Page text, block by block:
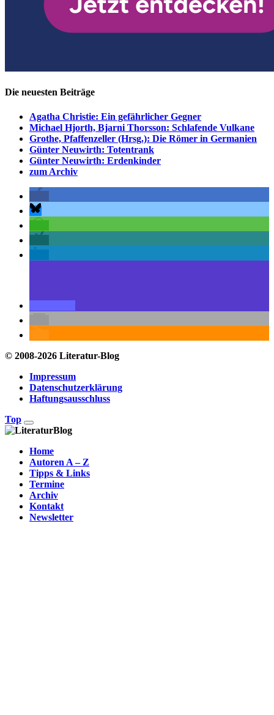
Die neuesten Beiträge
Agatha Christie: Ein gefährlicher Gegner
Michael Hjorth, Bjarni Thorsson: Schlafende Vulkane
Grothe, Pfaffenzeller (Hrsg.): Die Römer in Germanien
Günter Neuwirth: Totentrank
Günter Neuwirth: Erdenkinder
zum Archiv
© 2008-2026 Literatur-Blog
Impressum
Datenschutzerklärung
Haftungsausschluss
Top
Home
Autoren A – Z
Tipps & Links
Termine
Archiv
Kontakt
Newsletter